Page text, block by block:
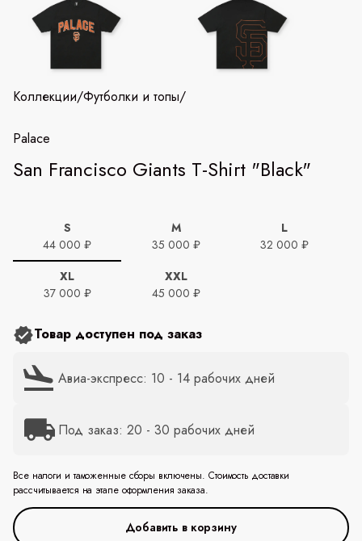
Коллекции/Футболки и топы/
Palace
San Francisco Giants T-Shirt "Black"
S
44 000 ₽
M
35 000 ₽
L
32 000 ₽
XL
37 000 ₽
XXL
45 000 ₽
Товар доступен под заказ
Авиа-экспресс: 10 - 14 рабочих дней
Под заказ: 20 - 30 рабочих дней
Все налоги и таможенные сборы включены. Стоимость доставки
рассчитывается на этапе оформления заказа.